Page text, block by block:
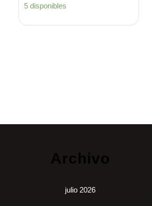
5 disponibles
Archivo
julio 2026